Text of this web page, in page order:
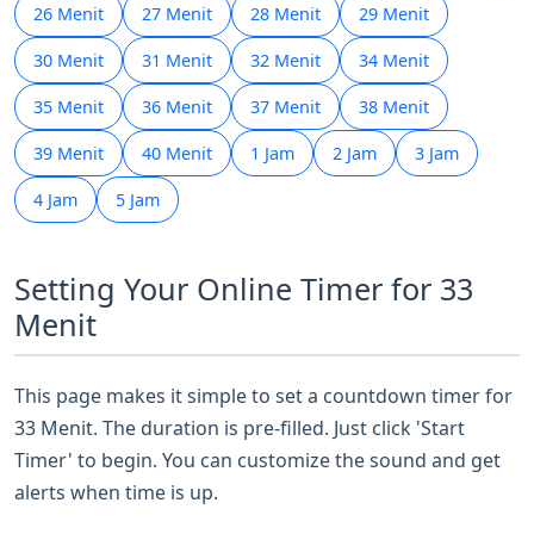
26 Menit 27 Menit 28 Menit 29 Menit
30 Menit 31 Menit 32 Menit 34 Menit
35 Menit 36 Menit 37 Menit 38 Menit
39 Menit 40 Menit 1 Jam 2 Jam 3 Jam
4 Jam 5 Jam
Setting Your Online Timer for 33
Menit
This page makes it simple to set a countdown timer for
33 Menit. The duration is pre-filled. Just click 'Start
Timer' to begin. You can customize the sound and get
alerts when time is up.